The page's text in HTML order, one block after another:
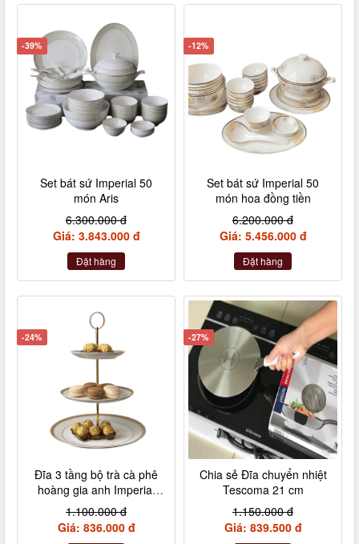
-39%
Set bát sứ Imperial 50
món Aris
6.300.000 đ
Giá: 3.843.000 đ
Đặt hàng
-12%
Set bát sứ Imperial 50
món hoa đồng tiền
6.200.000 đ
Giá: 5.456.000 đ
Đặt hàng
-24%
Đĩa 3 tầng bộ trà cà phê
hoàng gia anh Imperial
London size to
1.100.000 đ
Giá: 836.000 đ
-27%
Chia sẻ Đĩa chuyển nhiệt
Tescoma 21 cm
1.150.000 đ
Giá: 839.500 đ